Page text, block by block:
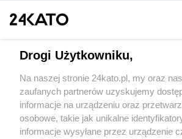
Wydawca mediów lokalnych
Drogi Użytkowniku,
Na naszej stronie 24kato.pl, my oraz
zaufanych partnerów uzyskujemy
informacje na urządzeniu oraz
osobowe, takie jak unikalne
informacje wysyłane przez urządzenie